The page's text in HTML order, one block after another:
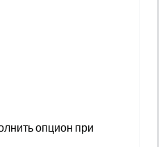
опцион при